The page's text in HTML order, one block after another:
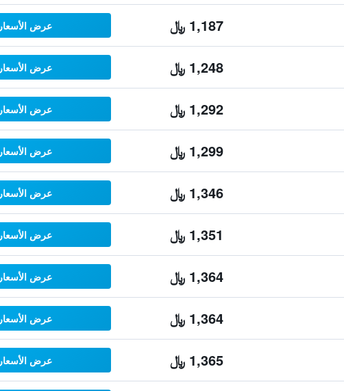
1,187 ﷼ عرض الأسعار
1,248 ﷼ عرض الأسعار
1,292 ﷼ عرض الأسعار
1,299 ﷼ عرض الأسعار
1,346 ﷼ عرض الأسعار
1,351 ﷼ عرض الأسعار
1,364 ﷼ عرض الأسعار
1,364 ﷼ عرض الأسعار
1,365 ﷼ عرض الأسعار